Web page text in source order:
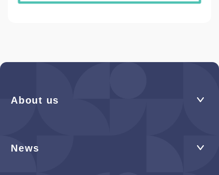
About us
News